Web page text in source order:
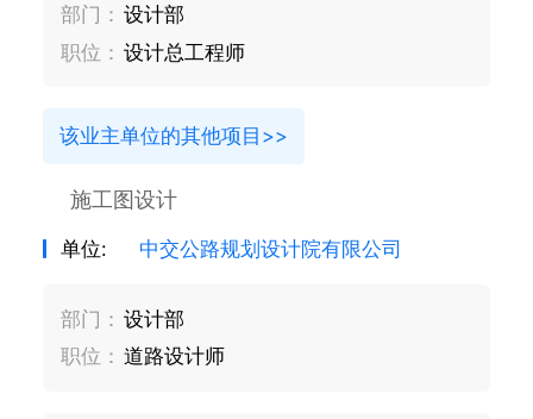
部门： 设计部
职位： 设计总工程师
该业主单位的其他项目>>
施工图设计
单位: 中交公路规划设计院有限公司
部门： 设计部
职位： 道路设计师